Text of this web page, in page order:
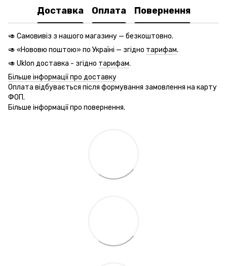
Доставка Оплата Повернення
🥑 Самовивіз з нашого магазину — безкоштовно.
🥑 «Нововю поштою» по Україні — згідно тарифам.
🥑 Uklon доставка - згідно тарифам.
Більше інформації про доставку
Оплата відбувається після формування замовлення на карту
ФОП.
Більше інформації про повернення.